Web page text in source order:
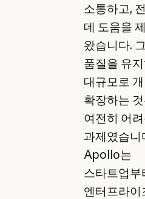
소통하고,
데 도움을
왔습니다.
품질을 유
대규모로
확장하는
여전히 어
과제였습니
Apollo는
스타트업부
엔터프라이